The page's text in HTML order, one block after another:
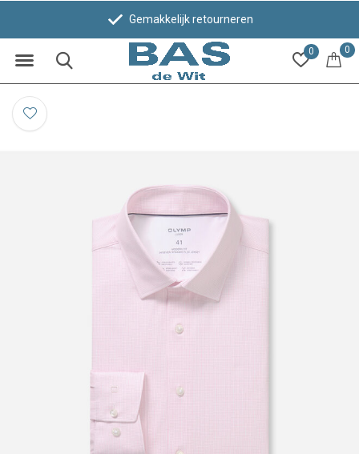
0 0
Gemakkelijk retourneren